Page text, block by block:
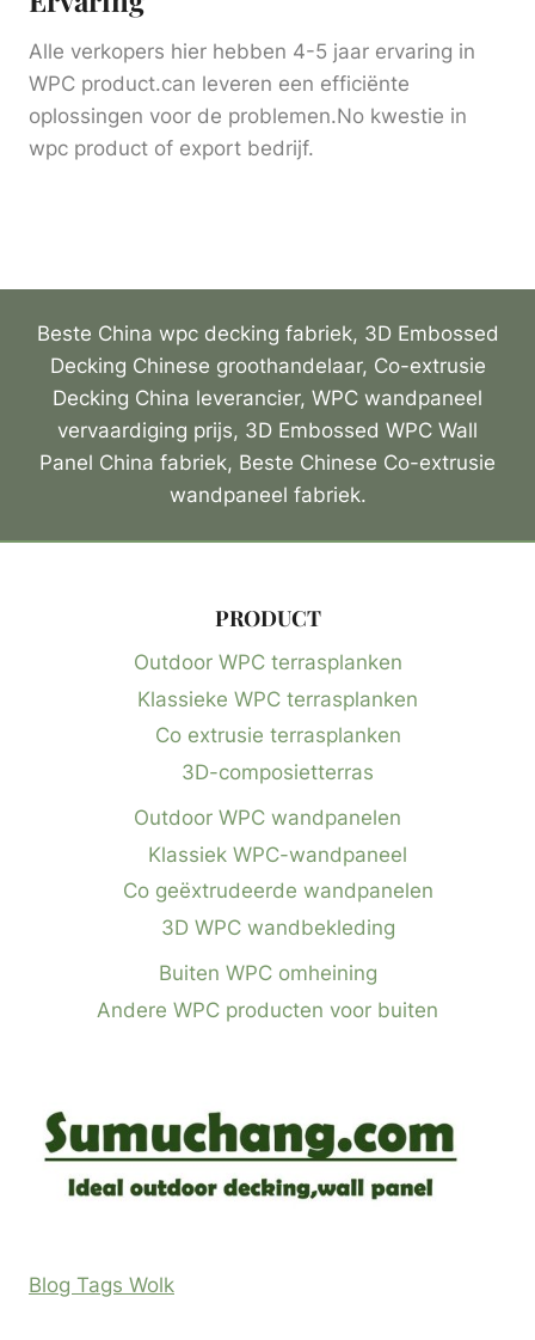
Alle verkopers hier hebben 4-5 jaar ervaring in
WPC product.can leveren een efficiënte
oplossingen voor de problemen.No kwestie in
wpc product of export bedrijf.
Beste China wpc decking fabriek, 3D Embossed
Decking Chinese groothandelaar, Co-extrusie
Decking China leverancier, WPC wandpaneel
vervaardiging prijs, 3D Embossed WPC Wall
Panel China fabriek, Beste Chinese Co-extrusie
wandpaneel fabriek.
PRODUCT
Outdoor WPC terrasplanken
Klassieke WPC terrasplanken
Co extrusie terrasplanken
3D-composietterras
Outdoor WPC wandpanelen
Klassiek WPC-wandpaneel
Co geëxtrudeerde wandpanelen
3D WPC wandbekleding
Buiten WPC omheining
Andere WPC producten voor buiten
Blog Tags Wolk